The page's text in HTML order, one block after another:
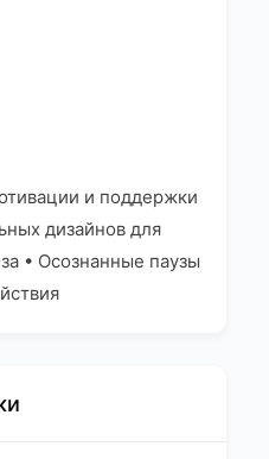
и поддержки
дизайнов для
• Осознанные паузы